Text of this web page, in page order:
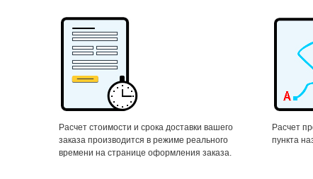
Расчет стоимости и срока доставки вашего
заказа производится в режиме реального
времени на странице оформления заказа.
Расчет
пункта